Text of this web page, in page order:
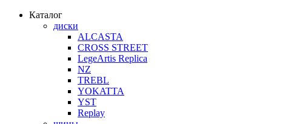
Каталог
диски
ALCASTA
CROSS STREET
LegeArtis Replica
NZ
TREBL
YOKATTA
YST
Replay